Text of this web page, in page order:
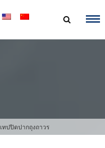
เทปปิดปากถุงถาวร